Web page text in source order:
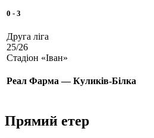
0 - 3
Друга ліга
25/26
Стадіон «Іван»
Реал Фарма — Куликів-Білка
Прямий етер